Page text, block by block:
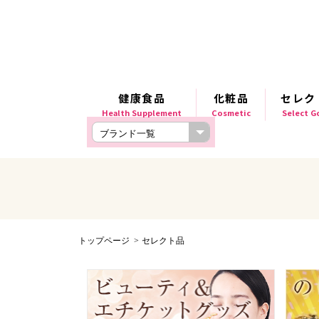
健康食品
Health Supplement
化粧品
Cosmetic
セレク
Select
トップページ セレクト品